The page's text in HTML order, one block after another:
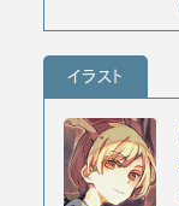
イラスト